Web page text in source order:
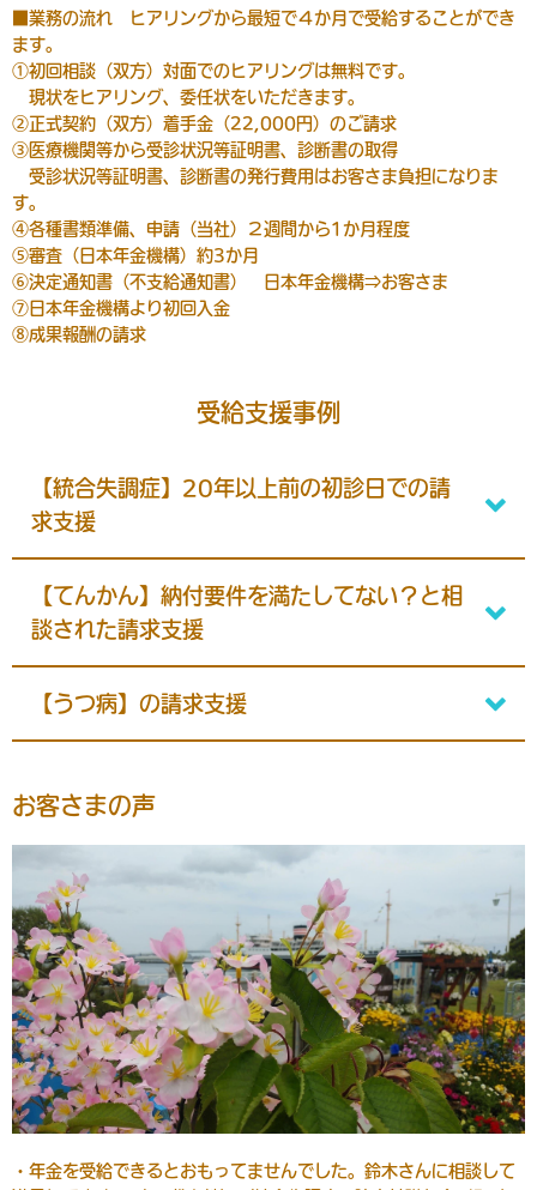
■業務の流れ ヒアリングから最短で４か月で受給することができ
ます。
①初回相談（双方）対面でのヒアリングは無料です。
現状をヒアリング、委任状をいただきます。
②正式契約（双方）着手金（22,000円）のご請求
③医療機関等から受診状況等証明書、診断書の取得
受診状況等証明書、診断書の発行費用はお客さま負担になりま
す。
④各種書類準備、申請（当社）２週間から1か月程度
⑤審査（日本年金機構）約3か月
⑥決定通知書（不支給通知書） 日本年金機構⇒お客さま
⑦日本年金機構より初回入金
⑧成果報酬の請求
受給支援事例
【統合失調症】20年以上前の初診日での請
求支援
【てんかん】納付要件を満たしてない？と相
談された請求支援
【うつ病】の請求支援
お客さまの声
・年金を受給できるとおもってませんでした。鈴木さんに相談して